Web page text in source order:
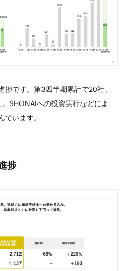
です。第3四半期累計で20社、
SHONAIへの投資実行などによ
でいます。
捗